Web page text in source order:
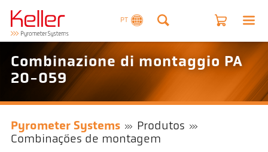
PT
Combinazione di montaggio PA
20-059
Pyrometer Systems
Produtos
Combinações de montagem